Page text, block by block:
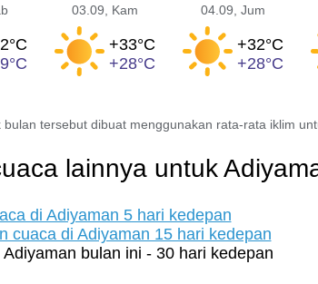
C
C
03.09 , Kam
+33°C
+28°C
04.09 , Jum
+32°C
+28°C
tersebut dibuat menggunakan rata-rata iklim
lainnya untuk
di Adiyaman 5 hari kedepan
cuaca di Adiyaman 15 hari kedepan
Adiyaman bulan ini - 30 hari kedepan